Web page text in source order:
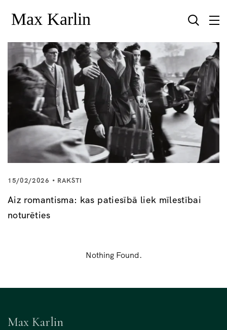
15/02/2026 RAKSTI
Aiz romantisma: kas patiesībā liek mīlestībai
noturēties
Nothing Found.
Max Karlin